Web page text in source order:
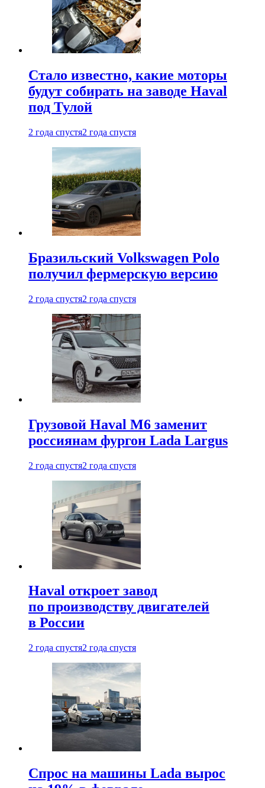
Стало известно, какие моторы
будут собирать на заводе Haval
под Тулой
2 года спустя2 года спустя
Бразильский Volkswagen Polo
получил фермерскую версию
2 года спустя2 года спустя
Грузовой Haval M6 заменит
россиянам фургон Lada Largus
2 года спустя2 года спустя
Haval откроет завод
по производству двигателей
в России
2 года спустя2 года спустя
Спрос на машины Lada вырос